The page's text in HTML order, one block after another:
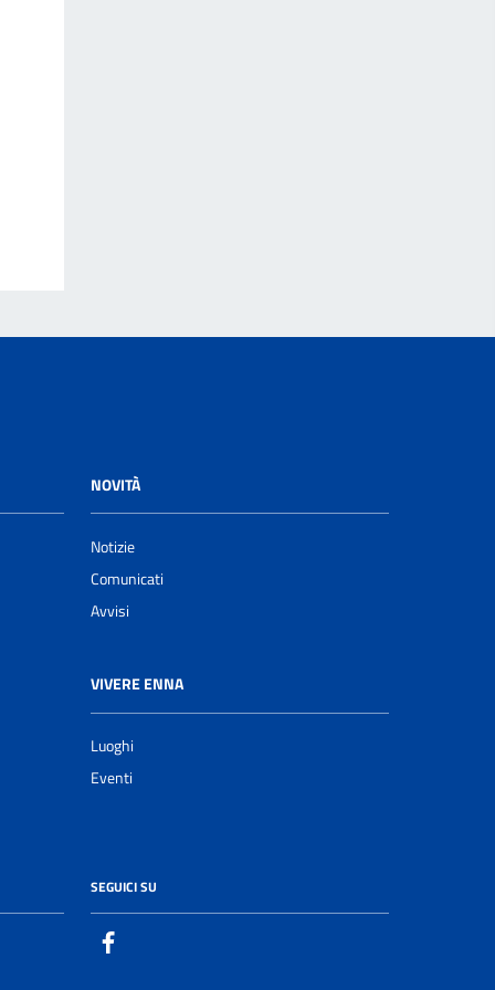
NOVITÀ
Notizie
Comunicati
Avvisi
VIVERE ENNA
Luoghi
Eventi
SEGUICI SU